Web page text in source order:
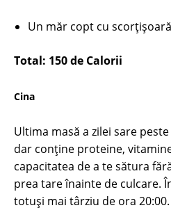
Un măr copt cu
Total: 150 de Calorii
Cina
Ultima masă a zilei sare
dar conține proteine,
capacitatea de a te sătura
prea tare înainte de culcare.
totuşi mai târziu de ora 20:00.